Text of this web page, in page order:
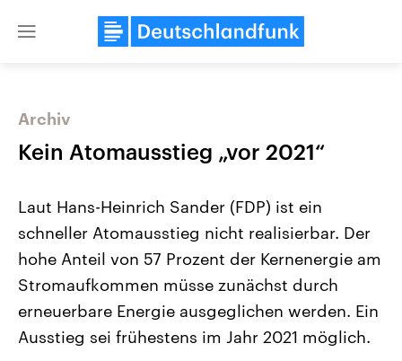
Close
Landtagswahl Sachsen-Anhalt
Alle Informationen
USA
Aktuelle Beiträge,
Hintergründe
Archiv
Kein Atomausstieg „vor 2021“
Laut Hans-Heinrich Sander (FDP) ist ein
schneller Atomausstieg nicht realisierbar. Der
hohe Anteil von 57 Prozent der Kernenergie am
Stromaufkommen müsse zunächst durch
erneuerbare Energie ausgeglichen werden. Ein
Ausstieg sei frühestens im Jahr 2021 möglich.